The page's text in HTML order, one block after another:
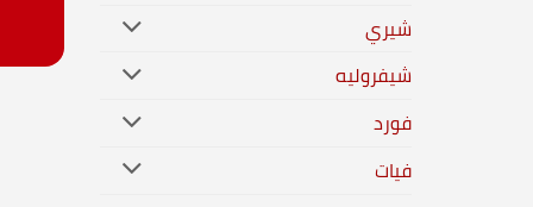
شيري
شيفروليه
فورد
فيات